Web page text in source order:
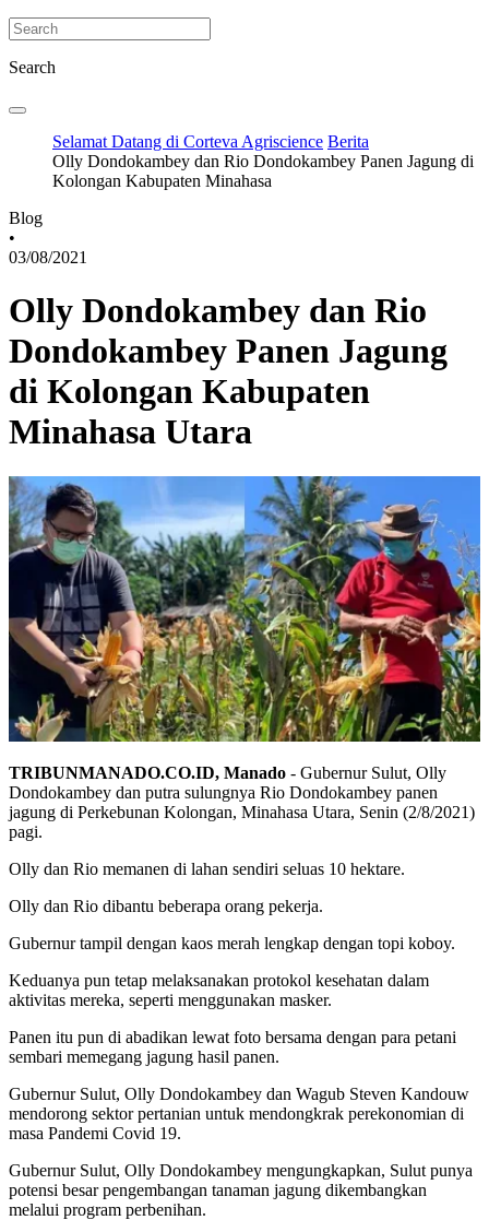
Search
Selamat Datang di Corteva Agriscience Berita
Olly Dondokambey dan Rio Dondokambey Panen Jagung di
Kolongan Kabupaten Minahasa
Blog
•
03/08/2021
Olly Dondokambey dan Rio
Dondokambey Panen Jagung
di Kolongan Kabupaten
Minahasa Utara
TRIBUNMANADO.CO.ID, Manado - Gubernur Sulut, Olly
Dondokambey dan putra sulungnya Rio Dondokambey panen
jagung di Perkebunan Kolongan, Minahasa Utara, Senin (2/8/2021)
pagi.
Olly dan Rio memanen di lahan sendiri seluas 10 hektare.
Olly dan Rio dibantu beberapa orang pekerja.
Gubernur tampil dengan kaos merah lengkap dengan topi koboy.
Keduanya pun tetap melaksanakan protokol kesehatan dalam
aktivitas mereka, seperti menggunakan masker.
Panen itu pun di abadikan lewat foto bersama dengan para petani
sembari memegang jagung hasil panen.
Gubernur Sulut, Olly Dondokambey dan Wagub Steven Kandouw
mendorong sektor pertanian untuk mendongkrak perekonomian di
masa Pandemi Covid 19.
Gubernur Sulut, Olly Dondokambey mengungkapkan, Sulut punya
potensi besar pengembangan tanaman jagung dikembangkan
melalui program perbenihan.